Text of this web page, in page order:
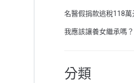
名醫假捐款逃稅118
我應該讓養女繼承嗎
分類